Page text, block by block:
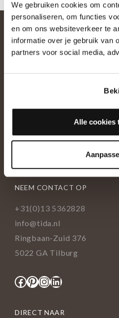
We gebruiken cookies om
personaliseren, om functies
en om ons websiteverkeer te
informatie over je gebruik van
partners voor social media,
Alle cookies
OVER ONS
Ons team
NEEM CONTACT OP
+31(0)13 5362828
info@tida.nl
Ringbaan-Zuid 376
5022 GA Tilburg
Facebook
Pinterest
Instagram
LinkedIn
DIRECT NAAR